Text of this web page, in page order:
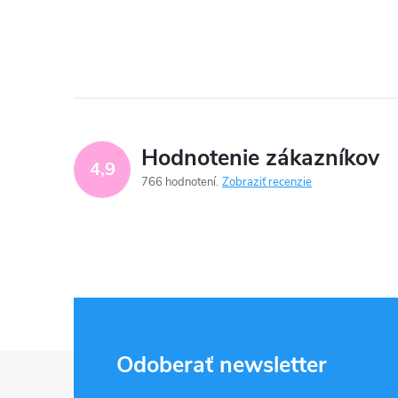
4,9 Hodnotenie zákazníkov
766 hodnotení Zobraziť recenzie
Odoberať newsletter